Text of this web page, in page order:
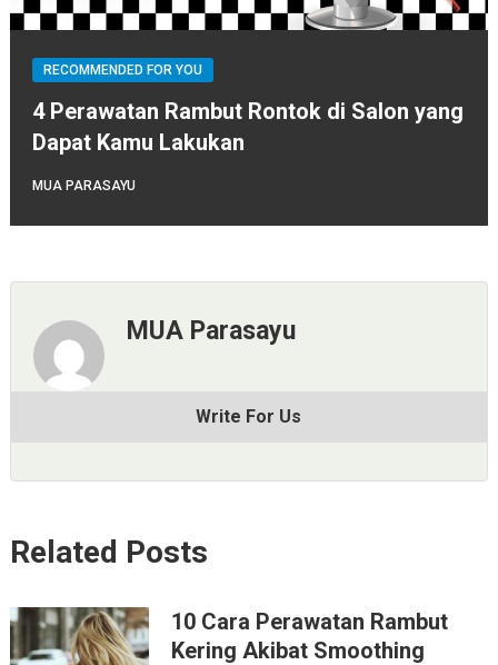
RECOMMENDED FOR YOU
4 Perawatan Rambut Rontok di Salon yang
Dapat Kamu Lakukan
MUA PARASAYU
MUA Parasayu
Write For Us
Related Posts
10 Cara Perawatan Rambut
Kering Akibat Smoothing